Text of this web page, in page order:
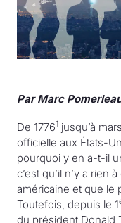
Par Marc
De 17761 jusqu’à
officielle aux États-
pourquoi y en a-t-il
c’est qu’il n’y a rien
américaine et que le
Toutefois, depuis le 1
du président Donald